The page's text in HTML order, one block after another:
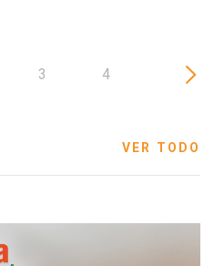
3 4
VER TODO